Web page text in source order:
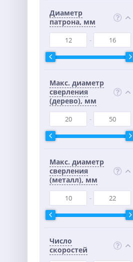
Диаметр
патрона, мм
Макс. диаметр
сверления
(дерево), мм
Макс. диаметр
сверления
(металл), мм
Число
скоростей